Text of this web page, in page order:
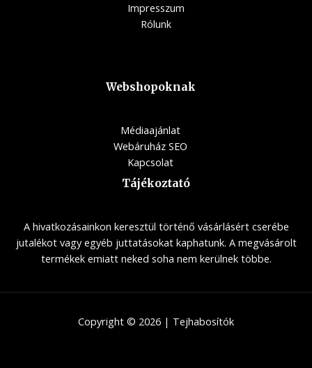
Impresszum
Rólunk
Webshopoknak
Médiaajánlat
Webáruház SEO
Kapcsolat
Tájékoztató
A hivatkozásainkon keresztül történő vásárlásért cserébe
jutalékot vagy egyéb juttatásokat kaphatunk. A megvásárolt
termékek emiatt neked soha nem kerülnek többe.
Copyright © 2026 | Tejhabosítók